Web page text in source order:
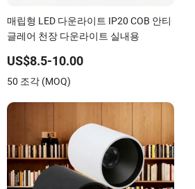
매립형 LED 다운라이트 IP20 COB 안티
글레어 천장 다운라이트 실내용
US$8.5-10.00
50 조각 (MOQ)